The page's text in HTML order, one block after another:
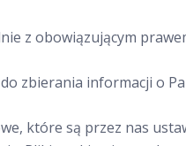
z obowiązującym
zbierania informacji o
które są przez nas